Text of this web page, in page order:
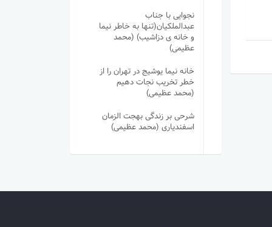
نجوایی با جناب
عبدالملکیان(تنها به خاطر نیما
و خانه ی دزاشیب) (محمد
عظیمی)
خانه نیما یوشیج در تهران را از
خطر تخریب نجات دهیم
(محمد عظیمی)
شرحی بر زندگی بهجت الزمان
اسفندیاری (محمد عظیمی)